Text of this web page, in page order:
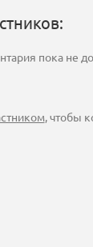
пока не
, чтобы